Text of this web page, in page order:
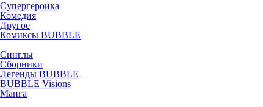
Супергероика
Комедия
Другое
Комиксы BUBBLE
Синглы
Сборники
Легенды BUBBLE
BUBBLE Visions
Манга